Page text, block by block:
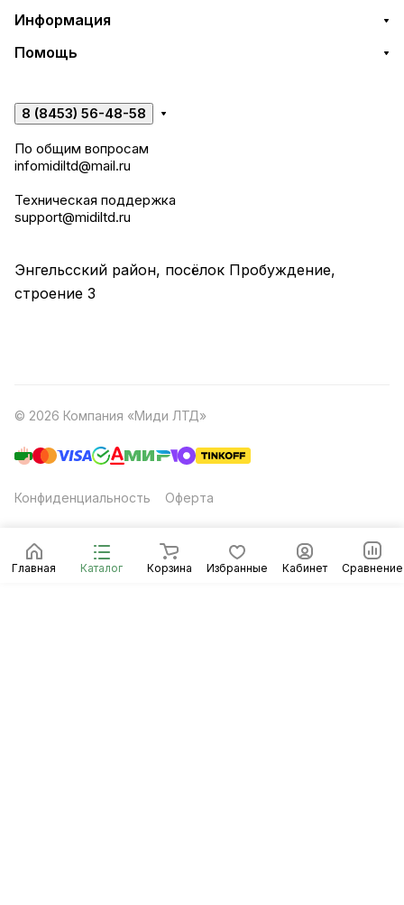
Главная Каталог Корзина Избранные Кабинет Сравнение
Информация
Помощь
8 (8453) 56-48-58
По общим вопросам
infomidiltd@mail.ru
Техническая поддержка
support@midiltd.ru
Энгельсский район, посёлок Пробуждение,
строение 3
© 2026 Компания «Миди ЛТД»
Конфиденциальность Оферта